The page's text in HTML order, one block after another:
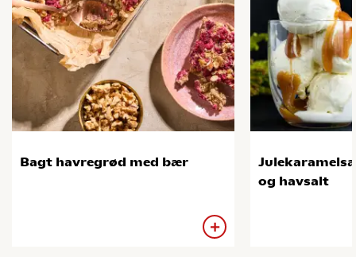
Bagt havregrød med bær
og havsalt